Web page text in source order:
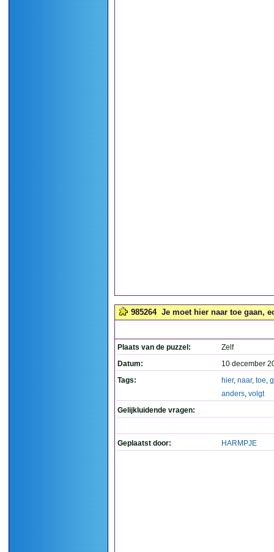
985264 Je moet hier naar toe gaan,
Plaats van de puzzel:
Zelf
Datum:
10 december
Tags:
hier, naar, toe,
anders, volgt
Gelijkluidende vragen:
Geplaatst door: HARMPJE